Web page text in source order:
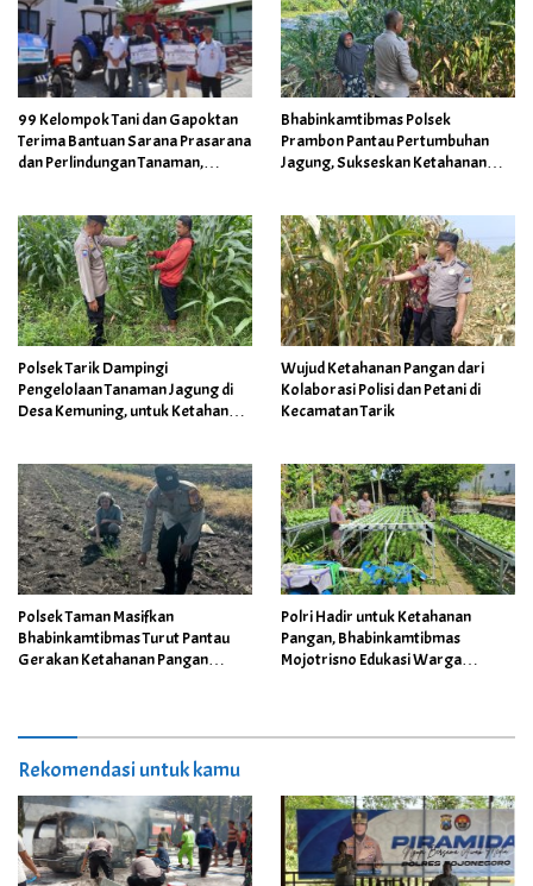
99 Kelompok Tani dan Gapoktan
Terima Bantuan Sarana Prasarana
dan Perlindungan Tanaman,
Bhabinkamtibmas Polsek
Prambon Pantau Pertumbuhan
Jagung, Sukseskan Ketahanan
Polsek Tarik Dampingi
Pengelolaan Tanaman Jagung di
Desa Kemuning, untuk Ketahanan
Wujud Ketahanan Pangan dari
Kolaborasi Polisi dan Petani di
Kecamatan Tarik
Polsek Taman Masifkan
Bhabinkamtibmas Turut Pantau
Gerakan Ketahanan Pangan
Polri Hadir untuk Ketahanan
Pangan, Bhabinkamtibmas
Mojotrisno Edukasi Warga
Rekomendasi untuk kamu